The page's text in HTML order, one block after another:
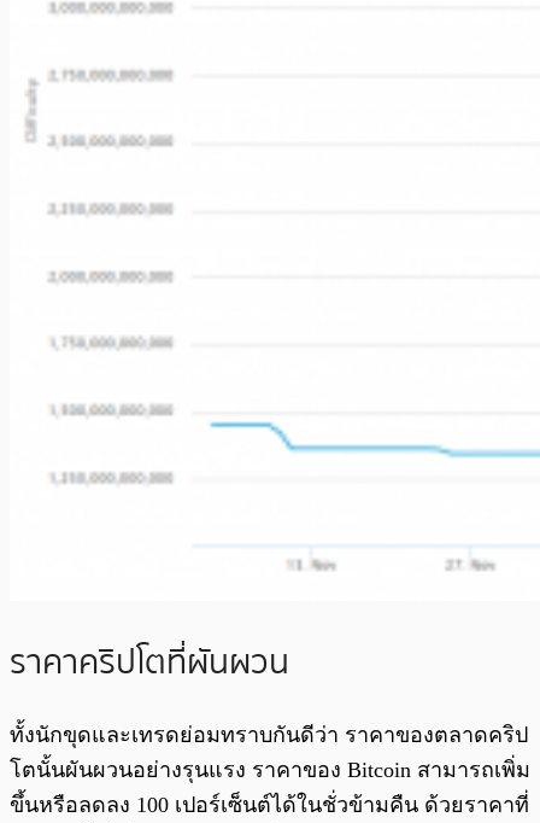
ราคาคริปโตที่ผันผวน
ทั้งนักขุดและเทรดย่อมทราบกันดีว่า ราคาของตลาดคริป
โตนั้นผันผวนอย่างรุนแรง ราคาของ Bitcoin สามารถเพิ่ม
ขึ้นหรือลดลง 100 เปอร์เซ็นต์ได้ในชั่วข้ามคืน ด้วยราคาที่